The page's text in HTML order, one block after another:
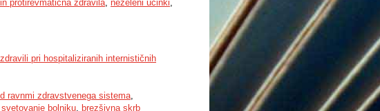
protirevmatična zdravila, neželeni učinki,
pri hospitaliziranih internističnih
ravnmi zdravstvenega sistema,
svetovanje bolniku, brezšivna skrb